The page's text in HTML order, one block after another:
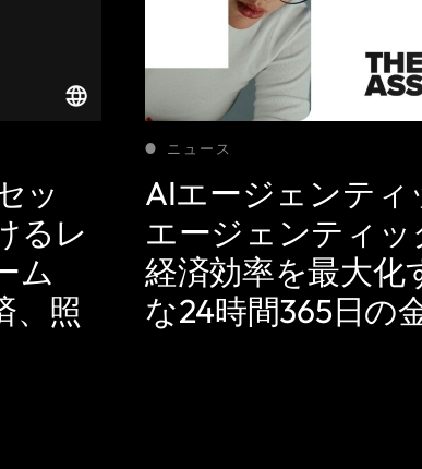
ッ
るレ
ム
、照
ニュース
AIエージェンティ
エージェンティッ
経済効率を最大化
な24時間365日の